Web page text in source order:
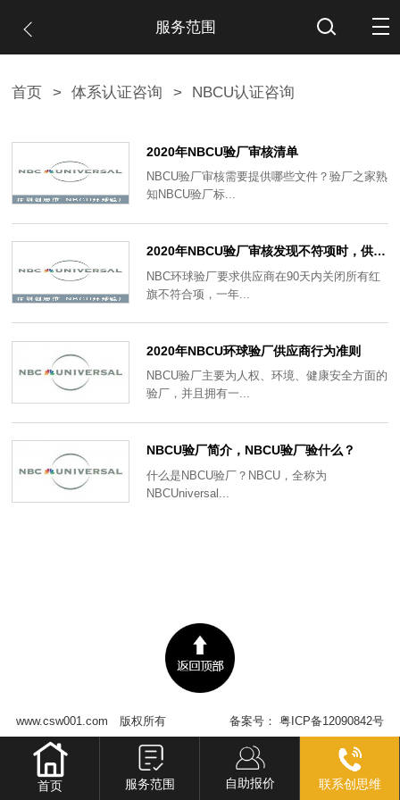
服务范围
首页 > 体系认证咨询 > NBCU认证咨询
2020年NBCU验厂审核清单
NBCU验厂审核需要提供哪些文件？验厂之家熟
知NBCU验厂标...
2020年NBCU验厂审核发现不符项时，供应商应该怎么做？
NBC环球验厂要求供应商在90天内关闭所有红
旗不符合项，一年...
2020年NBCU环球验厂供应商行为准则
NBCU验厂主要为人权、环境、健康安全方面的
验厂，并且拥有一...
NBCU验厂简介，NBCU验厂验什么？
什么是NBCU验厂？NBCU，全称为
NBCUniversal...
备案号：粤ICP备12090842号
www.csw001.com 版权所有
首页 服务范围 自助报价 联系创思维